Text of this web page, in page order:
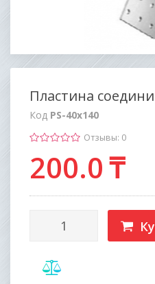
Пластина
Код PS-40х140
Отзывы: 0
200.0₸